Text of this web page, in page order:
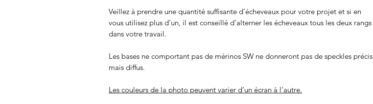
Veillez à prendre une quantité suffisante d’écheveaux pour votre projet et si en
vous utilisez plus d’un, il est conseillé d’alterner les écheveaux tous les deux rangs
dans votre travail.
Les bases ne comportant pas de mérinos SW ne donneront pas de speckles précis
mais diffus.
Les couleurs de la photo peuvent varier d’un écran à l’autre.